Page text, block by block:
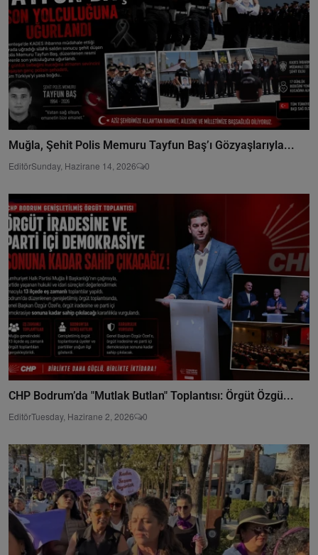
Muğla, Şehit Polis Memuru Tayfun Baş’ı Gözyaşlarıyla...
EditörSunday, Hazirane 14, 2026 0
CHP Bodrum’da "Mutlak Butlan" Toplantısı: Örgüt Özgü...
EditörTuesday, Hazirane 2, 2026 0